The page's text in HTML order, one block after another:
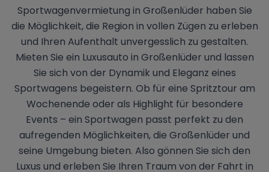
Sportwagenvermietung in Großenlüder haben Sie
die Möglichkeit, die Region in vollen Zügen zu erleben
und Ihren Aufenthalt unvergesslich zu gestalten.
Mieten Sie ein Luxusauto in Großenlüder und lassen
Sie sich von der Dynamik und Eleganz eines
Sportwagens begeistern. Ob für eine Spritztour am
Wochenende oder als Highlight für besondere
Events – ein Sportwagen passt perfekt zu den
aufregenden Möglichkeiten, die Großenlüder und
seine Umgebung bieten. Also gönnen Sie sich den
Luxus und erleben Sie Ihren Traum von der Fahrt in